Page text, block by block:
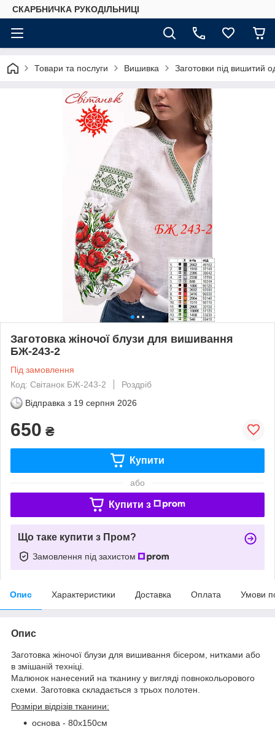
СКАРБНИЧКА РУКОДІЛЬНИЦІ
Товари та послуги Вишивка Заготовки під вишитий
Заготовка жіночої блузи для вишивання
БЖ-243-2
Під замовлення
Код: Світанок БЖ-243-2
Роздріб
Відправка з 19 серпня 2026
650 ₴
Купити
або
Купити з
Що таке купити з Пром?
Замовлення під захистом
Опис Характеристики Доставка Оплата Умови
Опис
Заготовка жіночої блузи для вишивання бісером, нитками або
в змішаній техніці.
Малюнок нанесений на тканину у вигляді повнокольорового
схеми. Заготовка складається з трьох полотен.
Розміри відрізів тканини:
основа - 80х150см